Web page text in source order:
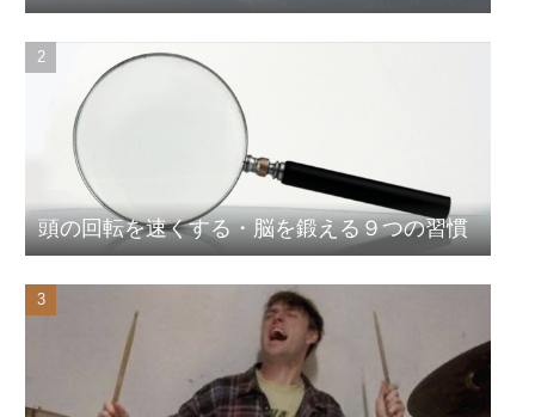
頭の回転を速くする・脳を鍛える９つの習慣